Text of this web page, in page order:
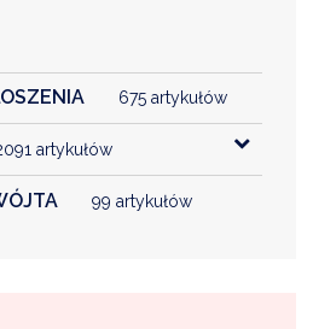
675 artykułów
artykułów
99 artykułów